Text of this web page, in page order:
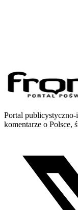
Portal
komentarze o Polsce,